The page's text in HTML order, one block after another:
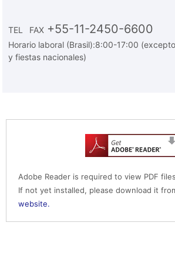
TEL FAX +55-11-2450-6600
Horario laboral (Brasil):8:00-17:00
y fiestas nacionales)
Adobe Reader is required to view PDF
If not yet installed, please download it
website.